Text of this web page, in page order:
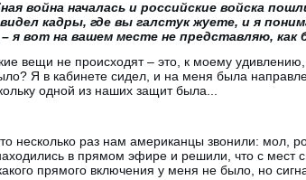
война началась и российские войска
кадры, где вы галстук жуете, и я
я вот на вашем месте не представляю, как
вещи не происходят – это, к моему
Я в кабинете сидел, и на меня была
одной из наших защит была...
несколько раз нам американцы звонили: мол,
в прямом эфире и решили, что с мест
прямого включения у меня не было, но